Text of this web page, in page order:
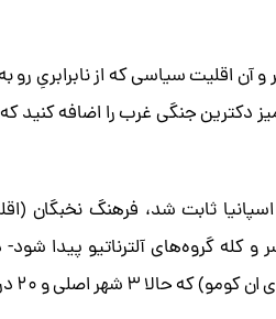
و آن اقلیت سیاسی که از نابرابریِ
جنگی غرب را اضافه کنید که-
ثابت شد، فرهنگ نخبگان
و کله گروه‌های آلترناتیو پیدا
۳ شهر اصلی و ۲۰ درصد آرا را کنترل می‌کند.